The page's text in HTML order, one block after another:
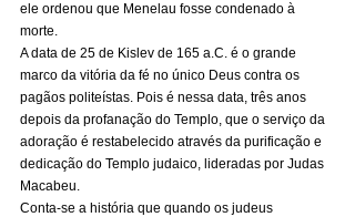
ele ordenou que Menelau fosse condenado à
morte.
A data de 25 de Kislev de 165 a.C. é o grande
marco da vitória da fé no único Deus contra os
pagãos politeístas. Pois é nessa data, três anos
depois da profanação do Templo, que o serviço da
adoração é restabelecido através da purificação e
dedicação do Templo judaico, lideradas por Judas
Macabeu.
Conta-se a história que quando os judeus